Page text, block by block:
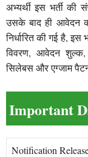
अभ्यर्थी इस भर्ती
उसके बाद ही आवेदन
निर्धारित की गई है, इस
विवरण, आवेदन शुल्क,
सिलेबस और एग्जाम
Important
Notification